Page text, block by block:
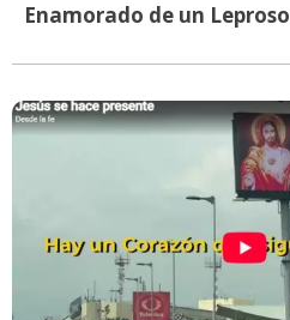
Enamorado de un Leproso